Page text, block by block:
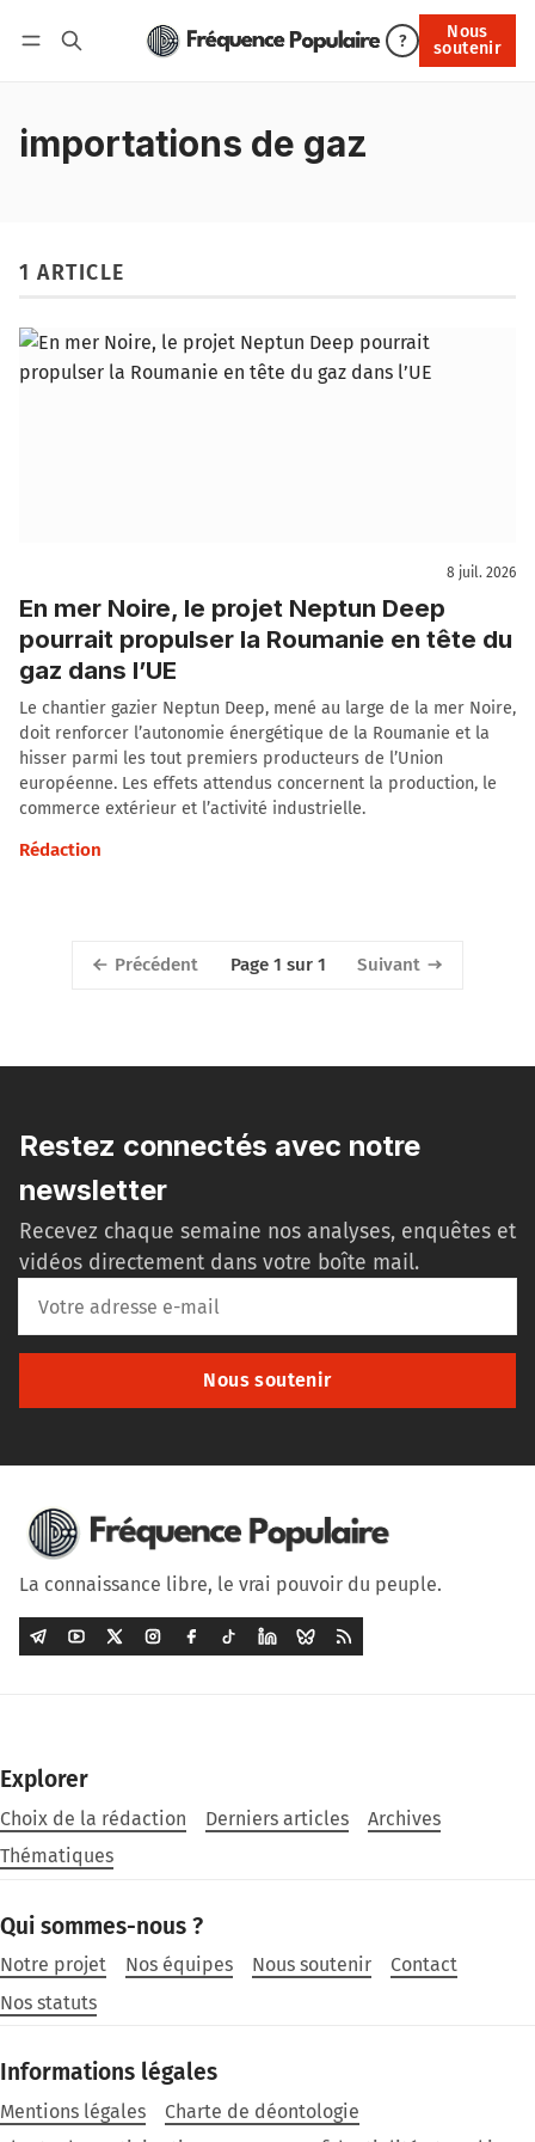
?
Nous
soutenir
Nous soutenir
importations de gaz
1 ARTICLE
8 juil. 2026
En mer Noire, le projet Neptun Deep
pourrait propulser la Roumanie en tête du
gaz dans l’UE
Le chantier gazier Neptun Deep, mené au large de la mer Noire,
doit renforcer l’autonomie énergétique de la Roumanie et la
hisser parmi les tout premiers producteurs de l’Union
européenne. Les effets attendus concernent la production, le
commerce extérieur et l’activité industrielle.
Rédaction
Précédent Page 1 sur 1 Suivant
Restez connectés avec notre
newsletter
Recevez chaque semaine nos analyses, enquêtes et
vidéos directement dans votre boîte mail.
Nous soutenir
La connaissance libre, le vrai pouvoir du peuple.
Explorer
Choix de la rédaction Derniers articles
Archives
Thématiques
Qui sommes-nous ?
Notre projet Nos équipes Nous soutenir
Contact
Nos statuts
Informations légales
Mentions légales
Charte de déontologie